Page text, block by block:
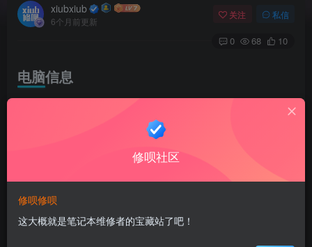
xiubxiub
6个月前更新
关注 私信
0 68 10
电脑信息
cpu：i7-8750H（六核十二线程，主频2.2GHz，最高睿频
显卡：GTX 1060（6GB显存）
在线预览主板图
修呗社区
修呗修呗
这大概就是笔记本维修者的宝藏站了吧！